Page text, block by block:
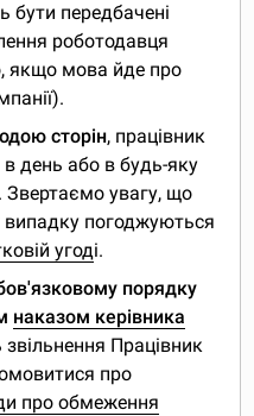
бути передбачені
роботодавця
якщо мова йде про
сторін, працівник
день або в будь-яку
Звертаємо увагу, що
погоджуються
угоді.
порядку
наказом керівника
звільнення Працівник
про
про обмеження